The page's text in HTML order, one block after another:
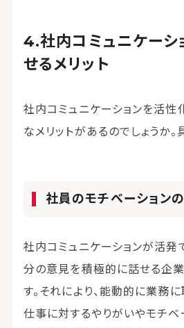
社内コミュニケーシ
せるメリット
社内コミュニケーションを活性
なメリットがあるのでしょうか。
社員のモチベーション
社内コミュニケーションが活発
分の意見を積極的に話せる企
す。それにより、能動的に業務に
仕事に対するやりがいやモチベ